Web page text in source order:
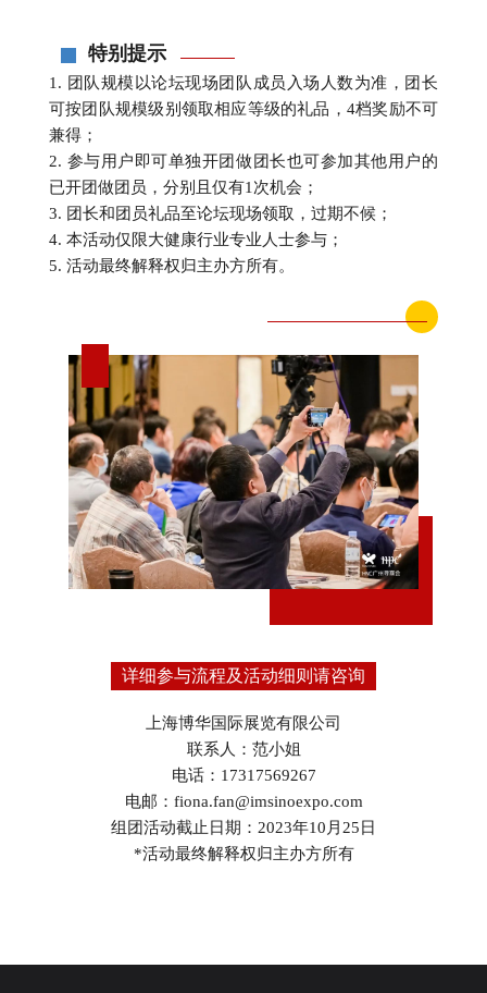
特别提示
1. 团队规模以论坛现场团队成员入场人数为准，团长
可按团队规模级别领取相应等级的礼品，4档奖励不可
兼得；
2. 参与用户即可单独开团做团长也可参加其他用户的
已开团做团员，分别且仅有1次机会；
3. 团长和团员礼品至论坛现场领取，过期不候；
4. 本活动仅限大健康行业专业人士参与；
5. 活动最终解释权归主办方所有。
详细参与流程及活动细则请咨询
上海博华国际展览有限公司
联系人：范小姐
电话：17317569267
电邮：fiona.fan@imsinoexpo.com
组团活动截止日期：2023年10月25日
*活动最终解释权归主办方所有